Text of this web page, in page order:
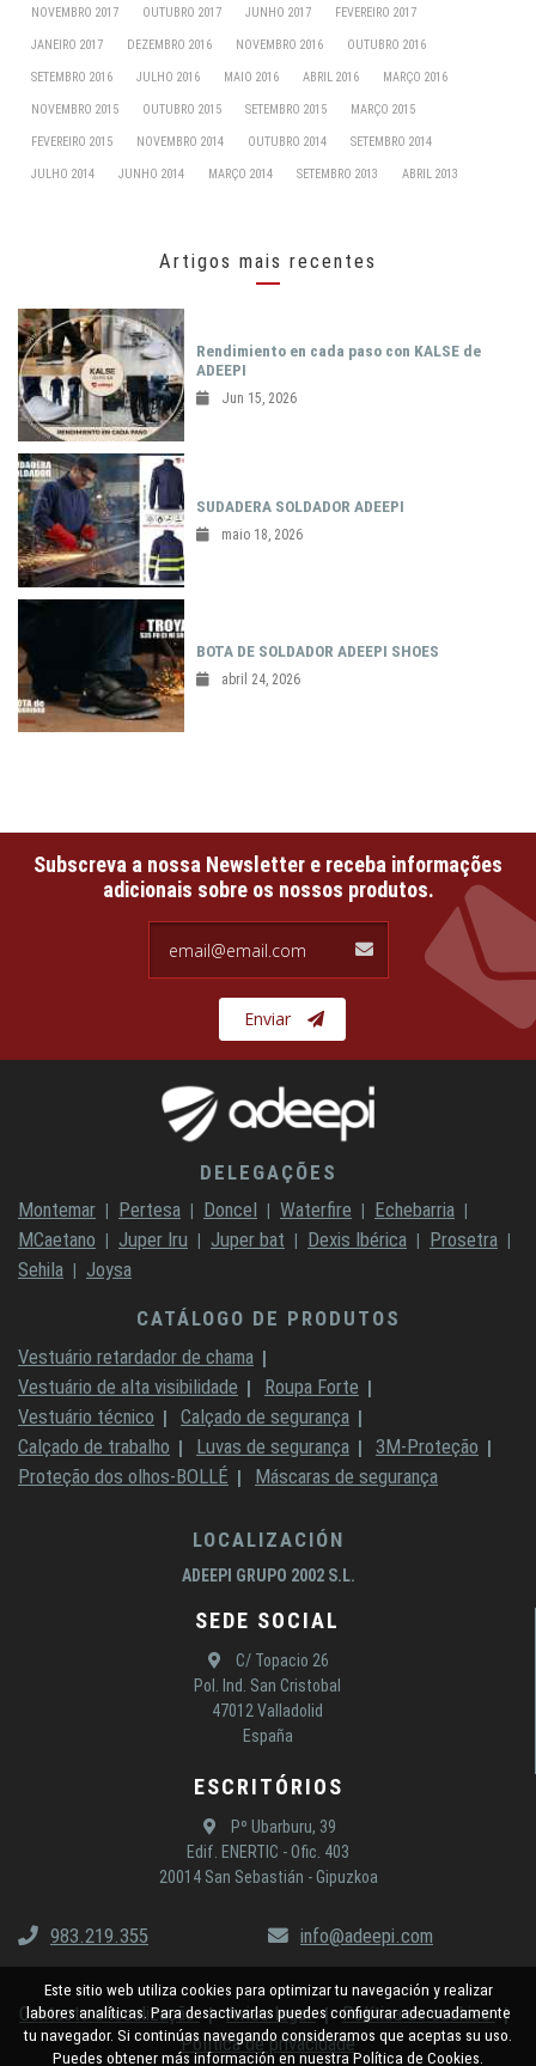
NOVEMBRO 2017 OUTUBRO 2017 JUNHO 2017 FEVEREIRO 2017
JANEIRO 2017 DEZEMBRO 2016 NOVEMBRO 2016 OUTUBRO 2016
SETEMBRO 2016 JULHO 2016 MAIO 2016 ABRIL 2016 MARÇO 2016
NOVEMBRO 2015 OUTUBRO 2015 SETEMBRO 2015 MARÇO 2015
FEVEREIRO 2015 NOVEMBRO 2014 OUTUBRO 2014 SETEMBRO 2014
JULHO 2014 JUNHO 2014 MARÇO 2014 SETEMBRO 2013 ABRIL 2013
Artigos mais recentes
Rendimiento en cada paso con KALSE de
ADEEPI
Jun 15, 2026
SUDADERA SOLDADOR ADEEPI
maio 18, 2026
BOTA DE SOLDADOR ADEEPI SHOES
abril 24, 2026
Subscreva a nossa Newsletter e receba informações
adicionais sobre os nossos produtos.
Enviar
DELEGAÇÕES
Montemar
Pertesa Doncel Waterfire
Echebarria
MCaetano
Juper Iru Juper bat Dexis Ibérica
Prosetra
Sehila
Joysa
CATÁLOGO DE PRODUTOS
Vestuário retardador de chama
Vestuário de alta visibilidade
Roupa Forte
Vestuário técnico
Calçado de segurança
Calçado de trabalho
Luvas de segurança
3M-Proteção
Proteção dos olhos-BOLLÉ
Máscaras de segurança
LOCALIZACIÓN
ADEEPI GRUPO 2002 S.L.
SEDE SOCIAL
C/ Topacio 26
Pol. Ind. San Cristobal
47012 Valladolid
España
ESCRITÓRIOS
Pº Ubarburu, 39
Edif. ENERTIC - Ofic. 403
20014 San Sebastián - Gipuzkoa
983.219.355 info@adeepi.com
Contacto e localização Aviso legal
Política de cookies
Política de privacidade
Este sitio web utiliza cookies para optimizar tu navegación y realizar
labores analíticas. Para desactivarlas puedes configurar adecuadamente
tu navegador. Si continúas navegando consideramos que aceptas su uso.
Puedes obtener más información en nuestra Política de Cookies.